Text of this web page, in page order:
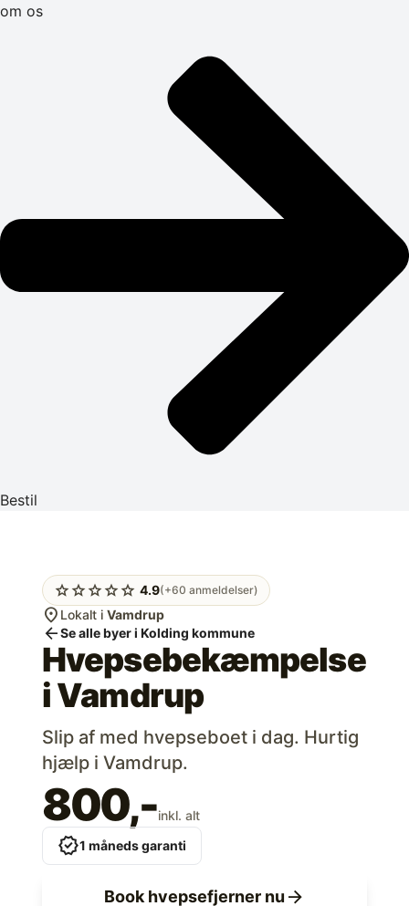
om os
Bestil
starstarstarstarstar 4.9(+60 anmeldelser)
location_on Lokalt i Vamdrup
arrow_backSe alle byer i Kolding kommune
Hvepsebekæmpelse
iVamdrup
Slip af med hvepseboet i dag. Hurtig
hjælp i Vamdrup.
800,-inkl. alt
verified1 måneds garanti
Book hvepsefjerner nu arrow_forward